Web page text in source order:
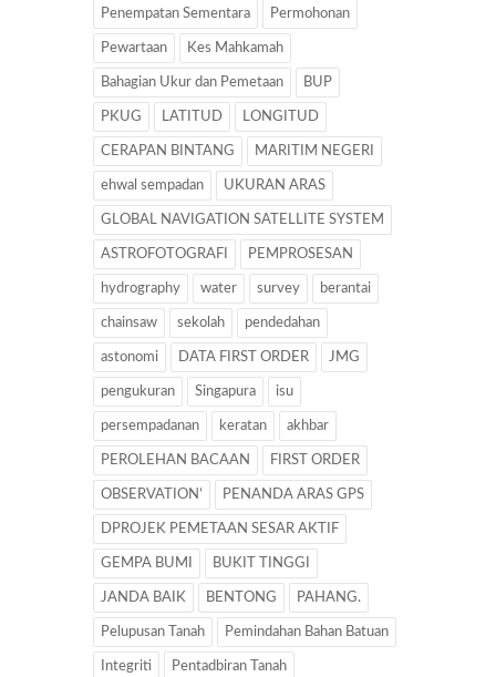
Penempatan Sementara Permohonan
Pewartaan Kes Mahkamah
Bahagian Ukur dan Pemetaan BUP
PKUG LATITUD LONGITUD
CERAPAN BINTANG MARITIM NEGERI
ehwal sempadan UKURAN ARAS
GLOBAL NAVIGATION SATELLITE SYSTEM
ASTROFOTOGRAFI PEMPROSESAN
hydrography water survey berantai
chainsaw sekolah pendedahan
astonomi DATA FIRST ORDER JMG
pengukuran Singapura isu
persempadanan keratan akhbar
PEROLEHAN BACAAN FIRST ORDER
OBSERVATION’ PENANDA ARAS GPS
DPROJEK PEMETAAN SESAR AKTIF
GEMPA BUMI BUKIT TINGGI
JANDA BAIK BENTONG PAHANG.
Pelupusan Tanah Pemindahan Bahan Batuan
Integriti Pentadbiran Tanah